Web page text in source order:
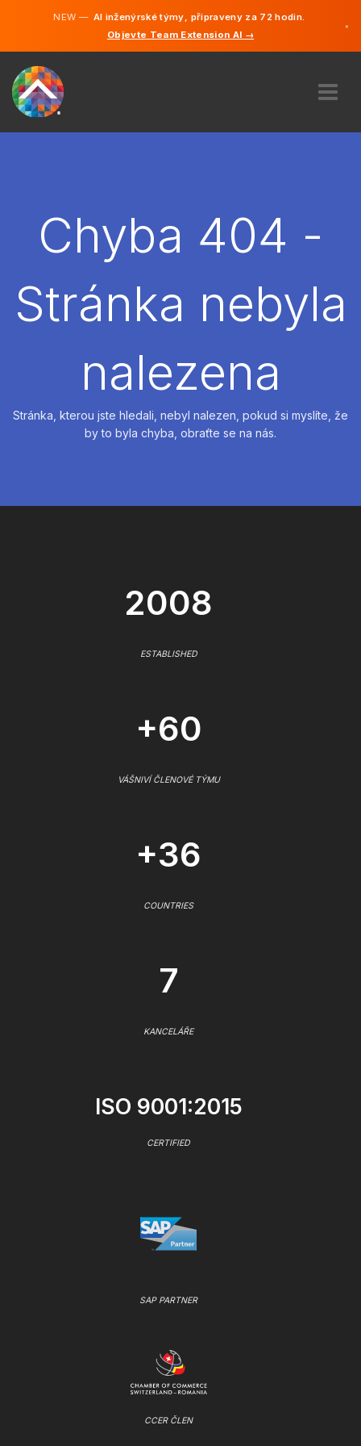
NEW —AI inženýrské týmy, připraveny za 72 hodin.
Objevte Team Extension AI →
×
NAJMOUT
CS
Angličtina
Chyba 404 -
Stránka nebyla
nalezena
Stránka, kterou jste hledali, nebyl nalezen, pokud si myslíte, že
by to byla chyba, obraťte se na nás.
2008
ESTABLISHED
+60
VÁŠNIVÍ ČLENOVÉ TÝMU
+36
COUNTRIES
7
KANCELÁŘE
ISO 9001:2015
CERTIFIED
SAP PARTNER
CCER ČLEN